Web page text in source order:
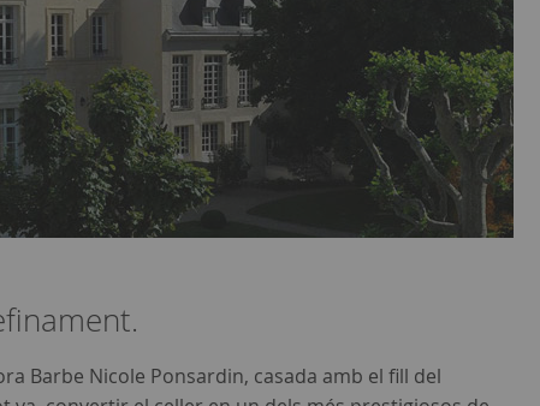
Barbe Nicole Ponsardin, casada amb el fill del